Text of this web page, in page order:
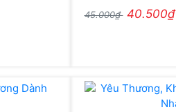
45.000₫ 40.500₫